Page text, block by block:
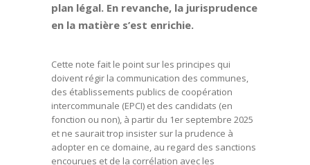
plan légal. En revanche, la jurisprudence
en la matière s’est enrichie.
Cette note fait le point sur les principes qui
doivent régir la communication des communes,
des établissements publics de coopération
intercommunale (EPCI) et des candidats (en
fonction ou non), à partir du 1er septembre 2025
et ne saurait trop insister sur la prudence à
adopter en ce domaine, au regard des sanctions
encourues et de la corrélation avec les